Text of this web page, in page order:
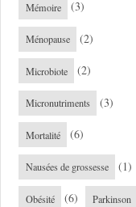
Mémoire (3)
Ménopause (2)
Microbiote (2)
Micronutriments (3)
Mortalité (6)
Nausées de grossesse (1)
Obésité (6) Parkinson